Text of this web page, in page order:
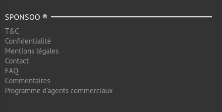
SPONSOO ®
T&C
Confidentialité
Mentions légales
Contact
FAQ
Commentaires
Programme d'agents commerciaux